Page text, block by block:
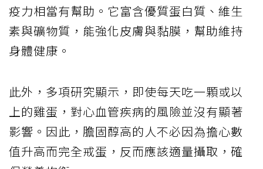
疫力相當有幫助。它富含優質蛋白質、維生
素與礦物質，能強化皮膚與黏膜，幫助維持
身體健康。
此外，多項研究顯示，即使每天吃一顆或以
上的雞蛋，對心血管疾病的風險並沒有顯著
影響。因此，膽固醇高的人不必因為擔心數
值升高而完全戒蛋，反而應該適量攝取，確